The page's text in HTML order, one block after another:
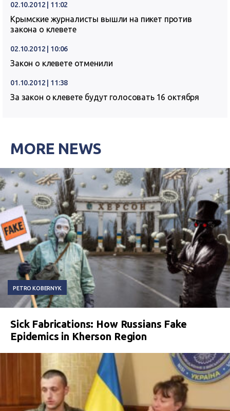
02.10.2012 | 11:02
Крымские журналисты вышли на пикет против
закона о клевете
02.10.2012 | 10:06
Закон о клевете отменили
01.10.2012 | 11:38
За закон о клевете будут голосовать 16 октября
MORE NEWS
PETRO KOBERNYK
Sick Fabrications: How Russians Fake
Epidemics in Kherson Region